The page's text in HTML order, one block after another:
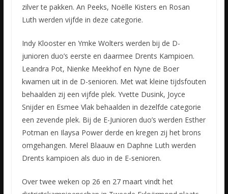
zilver te pakken. An Peeks, Noëlle Kisters en Rosan
Luth werden vijfde in deze categorie.
Indy Klooster en Ymke Wolters werden bij de D-
junioren duo’s eerste en daarmee Drents Kampioen.
Leandra Pot, Nienke Meekhof en Nyne de Boer
kwamen uit in de D-senioren. Met wat kleine tijdsfouten
behaalden zij een vijfde plek. Yvette Dusink, Joyce
Snijder en Esmee Vlak behaalden in dezelfde categorie
een zevende plek. Bij de E-Junioren duo’s werden Esther
Potman en Ilaysa Power derde en kregen zij het brons
omgehangen. Merel Blaauw en Daphne Luth werden
Drents kampioen als duo in de E-senioren.
Over twee weken op 26 en 27 maart vindt het